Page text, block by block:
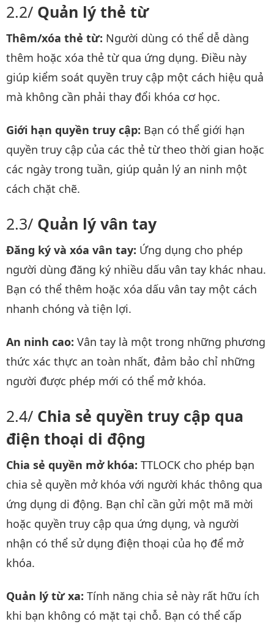
Quản lý thẻ từ
Thêm/xóa thẻ từ: Người dùng có thể dễ dàng
thêm hoặc xóa thẻ từ qua ứng dụng. Điều này
giúp kiểm soát quyền truy cập một cách hiệu quả
mà không cần phải thay đổi khóa cơ học.
Giới hạn quyền truy cập: Bạn có thể giới hạn
quyền truy cập của các thẻ từ theo thời gian hoặc
các ngày trong tuần, giúp quản lý an ninh một
cách chặt chẽ.
Quản lý vân tay
Đăng ký và xóa vân tay: Ứng dụng cho phép
người dùng đăng ký nhiều dấu vân tay khác nhau.
Bạn có thể thêm hoặc xóa dấu vân tay một cách
nhanh chóng và tiện lợi.
An ninh cao: Vân tay là một trong những phương
thức xác thực an toàn nhất, đảm bảo chỉ những
người được phép mới có thể mở khóa.
Chia sẻ quyền truy cập qua
điện thoại di động
Chia sẻ quyền mở khóa: TTLOCK cho phép bạn
chia sẻ quyền mở khóa với người khác thông qua
ứng dụng di động. Bạn chỉ cần gửi một mã mời
hoặc quyền truy cập qua ứng dụng, và người
nhận có thể sử dụng điện thoại của họ để mở
khóa.
Quản lý từ xa: Tính năng chia sẻ này rất hữu ích
khi bạn không có mặt tại chỗ. Bạn có thể cấp